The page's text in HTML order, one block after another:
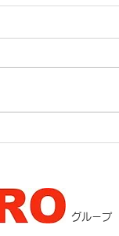
グループ